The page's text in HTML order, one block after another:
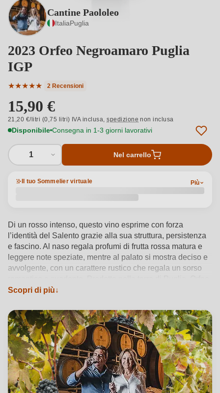
Cantine Paololeo
ItaliaPuglia
2023 Orfeo Negroamaro Puglia
IGP
★★★★★
Valutazione media di 5 su 5 stelle
2 Recensioni
15,90 €
21,20 €/litri (0,75 litri) IVA inclusa,spedizione non inclusa
Disponibile Consegna in 1-3 giorni lavorativi
1 Nel carrello
Il tuo Sommelier virtuale Più
Di un rosso intenso, questo vino esprime con forza
l’identità del Salento grazie alla sua struttura, persistenza
e fascino. Al naso regala profumi di frutta rossa matura e
leggere note speziate, mentre al palato si mostra deciso e
avvolgente, con un carattere rustico che regala un sorso
Negroamaro Puglia IGP nasce da Negroamaro in purezza,
vitigno simbolo del Salento.Vedi dettagli del prodotto →
Scopri di più